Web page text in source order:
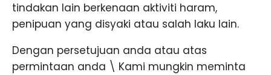
tindakan lain berkenaan aktiviti haram,
penipuan yang disyaki atau salah laku lain.
Dengan persetujuan anda atau atas
permintaan anda \ Kami mungkin meminta